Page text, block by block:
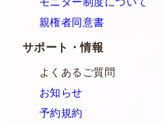
親権者同意書
サポート・情報
よくあるご質問
お知らせ
予約規約